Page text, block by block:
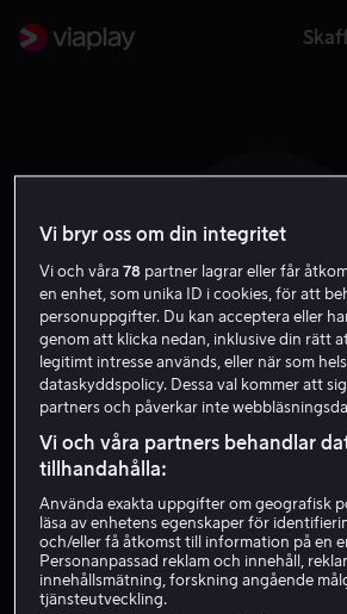
O J
Oliver
Vi bryr oss om din integritet
Vi och våra78 partner lagrar eller får
en enhet, som unika ID i cookies, för att
personuppgifter. Du kan acceptera eller
genom att klicka nedan, inklusive din rätt
legitimt intresse används, eller när som
dataskyddspolicy. Dessa val kommer att
partners och påverkar inte
Vi och våra partners behandlar
tillhandahålla:
Använda exakta uppgifter om geografisk
läsa av enhetens egenskaper för
och/eller få åtkomst till information på en
Personanpassad reklam och innehåll,
innehållsmätning, forskning angående
tjänsteutveckling.